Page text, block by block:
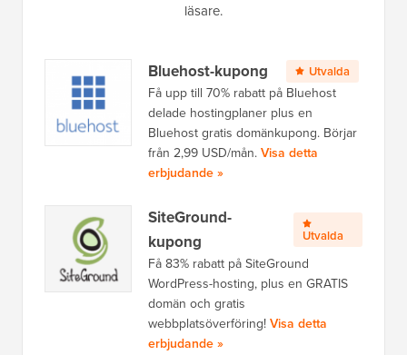
läsare.
Bluehost-kupong Utvalda
Få upp till 70% rabatt på Bluehost
delade hostingplaner plus en
Bluehost gratis domänkupong. Börjar
från 2,99 USD/mån.Visa detta
erbjudande »
SiteGround-
kupong
Utvalda
Få 83% rabatt på SiteGround
WordPress-hosting, plus en GRATIS
domän och gratis
webbplatsöverföring!Visa detta
erbjudande »